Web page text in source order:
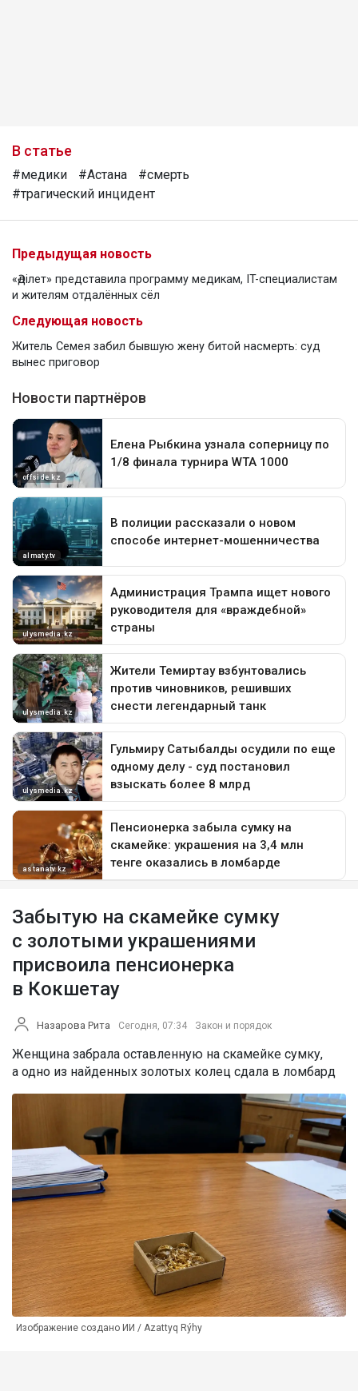
В статье
#медики #Астана
#смерть
#трагический инцидент
Предыдущая новость
«Әділет» представила программу медикам, IT-специалистам
и жителям отдалённых сёл
Следующая новость
Житель Семея забил бывшую жену битой насмерть: суд
вынес приговор
Забытую на скамейке сумку
с золотыми украшениями
присвоила пенсионерка
в Кокшетау
Назарова Рита Сегодня, 07:34 Закон и порядок
Женщина забрала оставленную на скамейке сумку,
а одно из найденных золотых колец сдала в ломбард
Изображение создано ИИ / Azattyq Rýhy